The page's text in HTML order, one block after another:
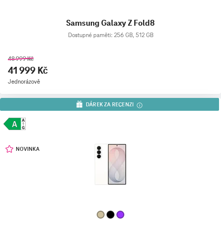
Samsung Galaxy Z Fold8
Dostupné paměti: 256 GB, 512 GB
48 999 Kč
41 999 Kč
Jednorázově
DÁREK ZA RECENZI
NOVINKA